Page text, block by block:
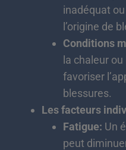
inadéquat
l’origine de
Conditions
la chaleur
favoriser
blessures.
Les facteurs
Fatigue: Un
peut